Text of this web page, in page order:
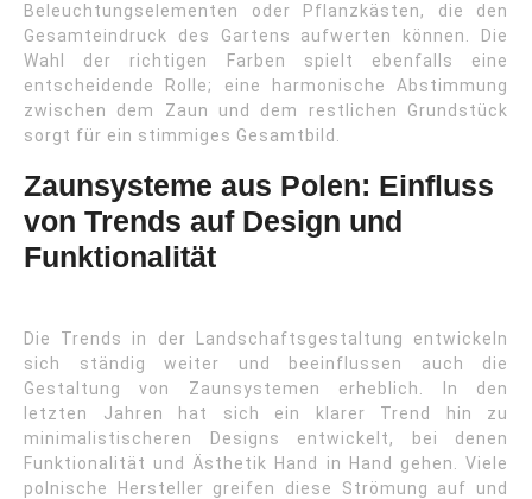
Beleuchtungselementen oder Pflanzkästen, die den
Gesamteindruck des Gartens aufwerten können. Die
Wahl der richtigen Farben spielt ebenfalls eine
entscheidende Rolle; eine harmonische Abstimmung
zwischen dem Zaun und dem restlichen Grundstück
sorgt für ein stimmiges Gesamtbild.
Zaunsysteme aus Polen: Einfluss
von Trends auf Design und
Funktionalität
Die Trends in der Landschaftsgestaltung entwickeln
sich ständig weiter und beeinflussen auch die
Gestaltung von Zaunsystemen erheblich. In den
letzten Jahren hat sich ein klarer Trend hin zu
minimalistischeren Designs entwickelt, bei denen
Funktionalität und Ästhetik Hand in Hand gehen. Viele
polnische Hersteller greifen diese Strömung auf und